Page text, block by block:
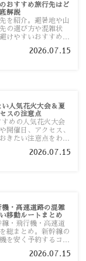
おすすめ旅行先はど
解説
を紹介。避暑地や山
の選び方や混雑状
けやすいおすすめス
2026.07.15
人気花火大会＆夏
スの注意点
めの人気花火大会
開催日、アクセス、
きたい注意点をわか
2026.07.15
機・高速道路の混雑
移動ルートまとめ
・飛行機・高速道
総まとめ。新幹線の
を安く予約するコ
説します。2026.07.15